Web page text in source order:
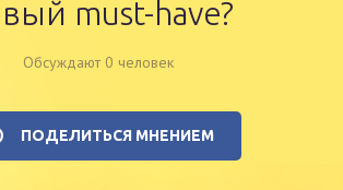
must-have?
Обсуждают 0 человек
ПОДЕЛИТЬСЯ МНЕНИЕМ